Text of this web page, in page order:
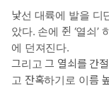
낯선 대륙에 발을 디
았다. 손에 쥔 ‘열쇠
에 던져진다.
그리고 그 열쇠를 간
고 잔혹하기로 이름